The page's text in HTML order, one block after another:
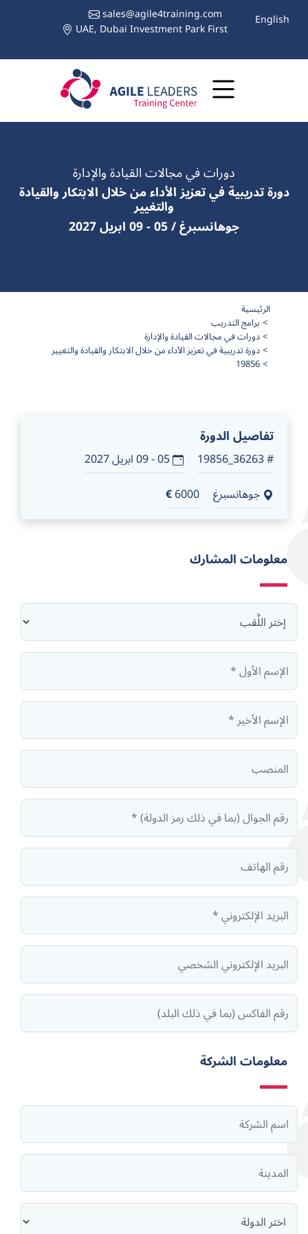
sales@agile4training.com
UAE, Dubai Investment Park First English
دورات في مجالات القيادة والإدارة
دورة تدريبية في تعزيز الأداء من خلال الابتكار والقيادة
والتغيير
جوهانسبرغ / 05 - 09 ابريل 2027
الرئيسية
برامج التدريب
دورات في مجالات القيادة والإدارة
دورة تدريبية في تعزيز الأداء من خلال الابتكار والقيادة والتغيير
19856
تفاصيل الدورة
# 36263_19856
05 - 09 ابريل 2027
جوهانسبرغ 6000
€
معلومات المشارك
معلومات الشركة